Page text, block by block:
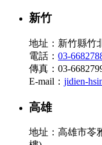
新竹
地址：新竹縣竹
電話： 03-
傳真：03-
E-mail： jidien-
高雄
地址：高雄市苓